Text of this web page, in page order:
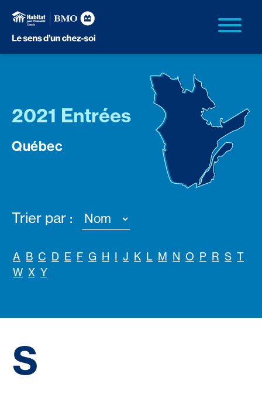
2021 Entrées
Québec
Trier par :
A B C D E F G H I J K L M N O P R S T
W X Y
S